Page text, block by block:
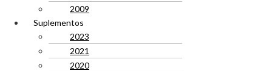
2009
Suplementos
2023
2021
2020